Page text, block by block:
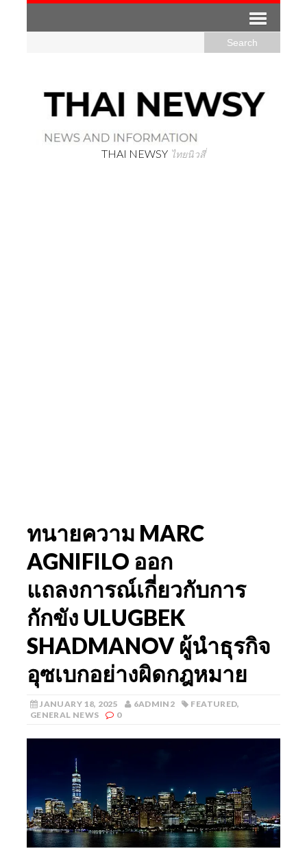
THAI NEWSY ไทยนิวสี่
ทนายความ MARC
AGNIFILO ออก
แถลงการณ์เกี่ยวกับการ
กักขัง ULUGBEK
SHADMANOV ผู้นำธุรกิจ
อุซเบกอย่างผิดกฎหมาย
JANUARY 18, 2025 6ADMIN2 FEATURED,
GENERAL NEWS
0